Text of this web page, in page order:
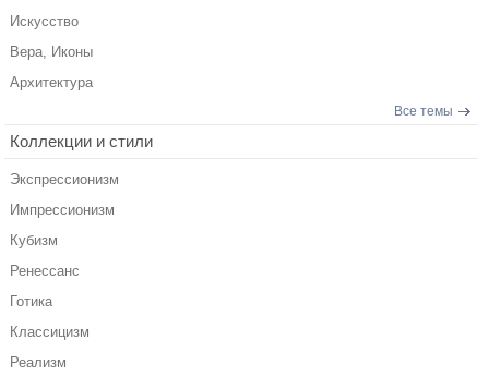
Искусство
Вера, Иконы
Архитектура
Все темы
Коллекции и стили
Экспрессионизм
Импрессионизм
Кубизм
Ренессанс
Готика
Классицизм
Реализм